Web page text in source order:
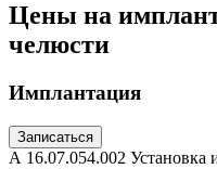
Цены на
челюсти
Имплантация
Записаться
А 16.07.054.002 Установка